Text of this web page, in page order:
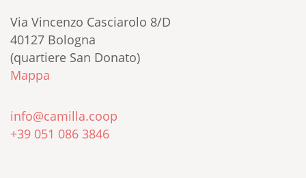
Via Vincenzo Casciarolo 8/D
40127 Bologna
(quartiere San Donato)
Mappa
info@camilla.coop
+39 051 086 3846